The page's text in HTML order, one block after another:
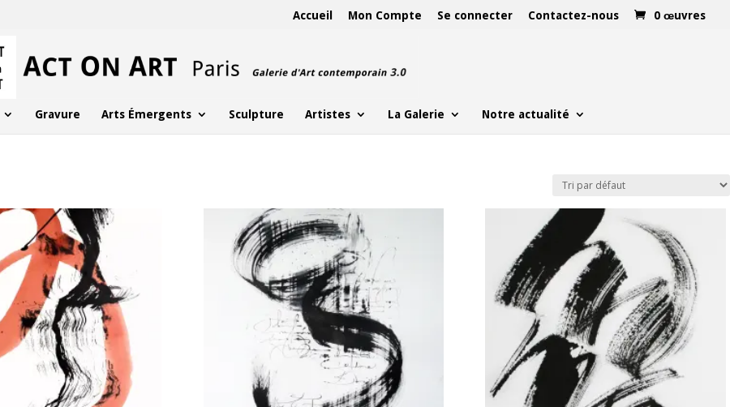
Accueil Mon Compte Se connecter Contactez-nous 0 œuvres
Gravure Arts Émergents Sculpture Artistes La Galerie Notre actualité